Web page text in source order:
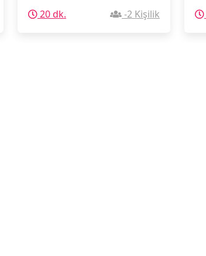
20 dk. -2 Kişilik